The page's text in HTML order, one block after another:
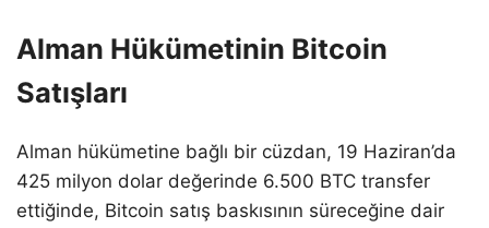
Alman Hükümetinin Bitcoin
Satışları
Alman hükümetine bağlı bir cüzdan, 19 Haziran’da
425 milyon dolar değerinde 6.500 BTC transfer
ettiğinde, Bitcoin satış baskısının süreceğine dair